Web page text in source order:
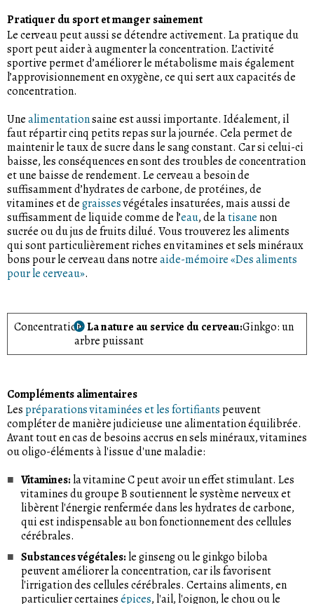
Pratiquer du sport et manger sainement
Le cerveau peut aussi se détendre activement. La pratique du
sport peut aider à augmenter la concentration. L’activité
sportive permet d’améliorer le métabolisme mais également
l’approvisionnement en oxygène, ce qui sert aux capacités de
concentration.
Unealimentationsaine est aussi importante. Idéalement, il
faut répartir cinq petits repas sur la journée. Cela permet de
maintenir le taux de sucre dans le sang constant. Car si celui-ci
baisse, les conséquences en sont des troubles de concentration
et une baisse de rendement. Le cerveau a besoin de
suffisamment d’hydrates de carbone, de protéines, de
vitamines et degraissesvégétales insaturées, mais aussi de
suffisamment de liquide comme de l’eau, de latisanenon
sucrée ou du jus de fruits dilué. Vous trouverez les aliments
qui sont particulièrement riches en vitamines et sels minéraux
bons pour le cerveau dans notreaide-mémoire «Des aliments
pour le cerveau».
Concentration La nature au service du cerveauGinkgo: un
arbre puissant
Compléments alimentaires
Lespréparations vitaminées et les fortifiantspeuvent
compléter de manière judicieuse une alimentation équilibrée.
Avant tout en cas de besoins accrus en sels minéraux, vitamines
ou oligo-éléments à l'issue d'une maladie:
Vitamines: la vitamine C peut avoir un effet stimulant. Les
vitamines du groupe B soutiennent le système nerveux et
libèrent l'énergie renfermée dans les hydrates de carbone,
qui est indispensable au bon fonctionnement des cellules
cérébrales.
Substances végétales: le ginseng ou le ginkgo biloba
peuvent améliorer la concentration, car ils favorisent
l'irrigation des cellules cérébrales. Certains aliments, en
particulier certainesépices, l'ail, l'oignon, le chou ou le